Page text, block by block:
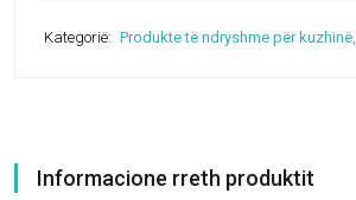
Kategorië: Produkte të ndryshme për kuzhinë,
Informacione rreth produktit